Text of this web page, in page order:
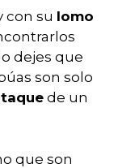
con su lomo
dejes que
son solo
de un
que son